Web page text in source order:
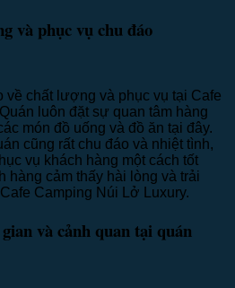
và phục vụ chu đáo
về chất lượng và phục vụ tại Cafe
luôn đặt sự quan tâm hàng
món đồ uống và đồ ăn tại đây.
cũng rất chu đáo và nhiệt tình,
vụ khách hàng một cách tốt
hàng cảm thấy hài lòng và trải
Camping Núi Lở Luxury.
và cảnh quan tại quán